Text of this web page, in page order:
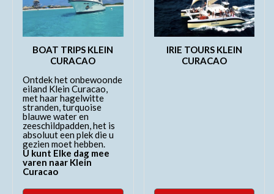
BOAT TRIPS KLEIN
CURACAO
Ontdek het onbewoonde
eiland Klein Curacao,
met haar hagelwitte
stranden, turquoise
blauwe water en
zeeschildpadden, het is
absoluut een plek die u
gezien moet hebben.
U kunt Elke dag mee
varen naar Klein
Curacao
IRIE TOURS KLEIN
CURACAO